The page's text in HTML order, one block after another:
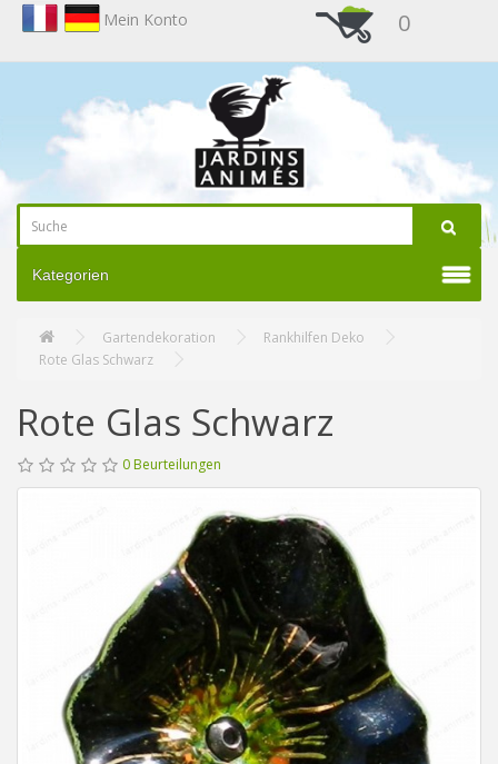
Mein Konto 0
Kategorien
Gartendekoration
Rankhilfen Deko
Rote Glas Schwarz
Rote Glas Schwarz
0 Beurteilungen